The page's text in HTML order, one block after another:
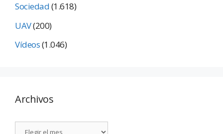
Sociedad(1.618)
UAV(200)
Vídeos(1.046)
Archivos